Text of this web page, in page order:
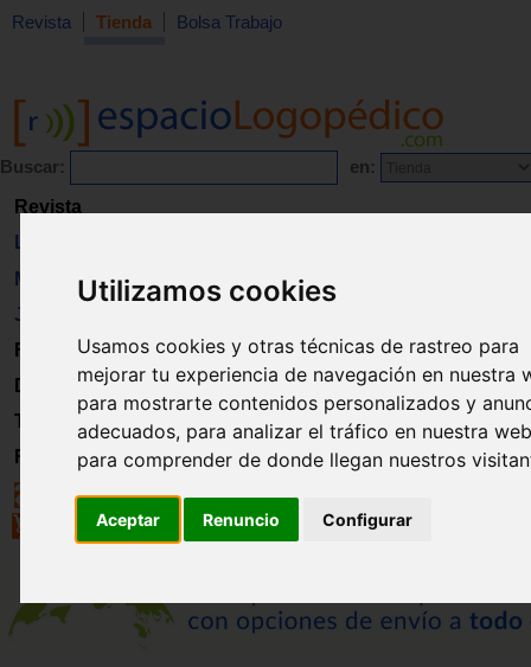
Utilizamos cookies
Usamos cookies y otras técnicas de rastreo para
mejorar tu experiencia de navegación en nuestra
para mostrarte contenidos personalizados y
adecuados, para analizar el tráfico en nuestra
para comprender de donde llegan nuestros
Aceptar Renuncio Configurar
Revista Tienda Bolsa Trabajo
Buscar: en:
Revista
Libros
Material
Juguetes
Formación
Directorio
Trabajo
Registro